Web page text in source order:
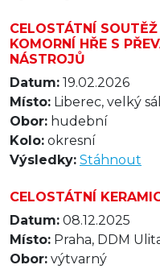
CELOSTÁTNÍ
KOMORNÍ HŘE S
NÁSTROJŮ
Datum: 19.02.2026
Místo: Liberec, velký
Obor: hudební
Kolo: okresní
Výsledky: Stáhnout
CELOSTÁTNÍ
Datum: 08.12.2025
Místo: Praha, DDM
Obor: výtvarný